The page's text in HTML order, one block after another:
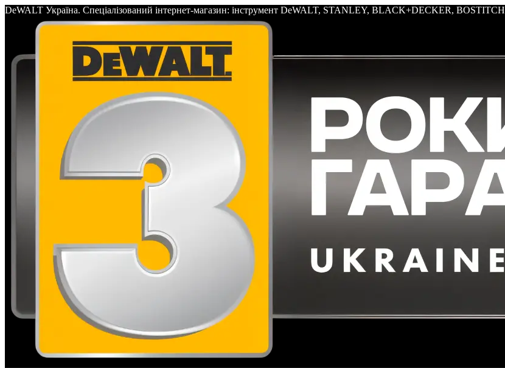
DeWALT Україна. Спеціалізований інтернет-магазин: інструмент DeWALT, STANLEY, BLACK+DECKER, BOSTITCH